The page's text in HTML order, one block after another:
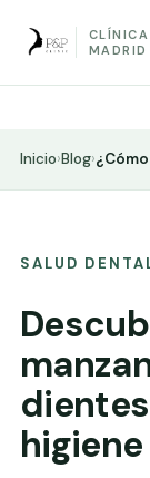
MADRID
Inicio›Blog›
SALUD